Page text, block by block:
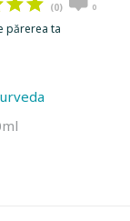
(0) 0
părerea ta